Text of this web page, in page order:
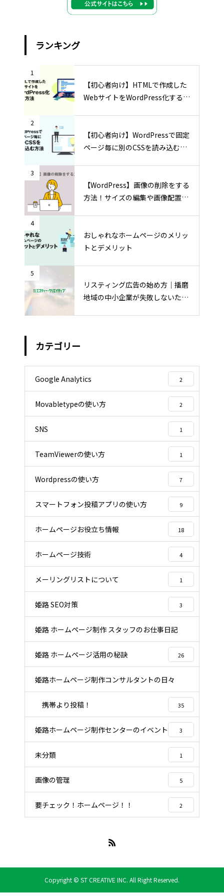
ランキング
1
【初心者向け】HTMLで作成した
WebサイトをWordPress化する方
2
【初心者向け】WordPressで固定
ページ毎に別のCSSを読み込む方
3
【WordPress】画像の削除をする
方法！サイズの編集や画像配置の
4
おしゃれなホームページのメリッ
トとデメリット
5
リスティング広告の始め方｜播磨
地域の中小企業が失敗しないため
カテゴリー
Google Analytics 2
Movabletypeの使い方 2
SNS 1
TeamViewerの使い方 1
Wordpressの使い方 7
スマートフォン投稿アプリの使い方 9
ホームページお役立ち情報 18
ホームページ技術 4
メーリングリストについて 1
姫路 SEO対策 3
姫路 ホームページ制作 スタッフのお仕事日記
22
姫路 ホームページ活用の秘訣 26
姫路ホームページ制作コンサルタントの日々
96
携帯より投稿！ 35
姫路ホームページ制作センターのイベント 3
未分類 1
画像の管理 5
要チェック！ホームページ！！ 2
Copyright © ST CREATIVE INC. All Right Reserved.